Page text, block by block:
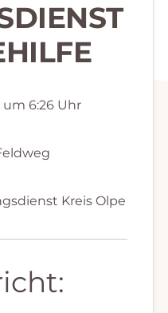
6:26 Uhr
Kreis Olpe